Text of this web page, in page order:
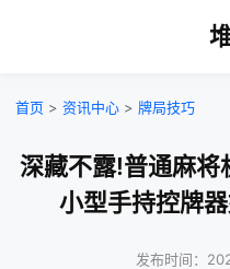
首页 > 资讯中心 > 牌局技巧
深藏不露!普通麻将
小型手持控牌
发布时间：